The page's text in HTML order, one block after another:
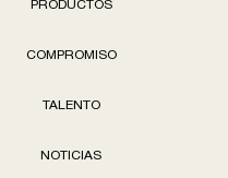
PRODUCTOS
COMPROMISO
TALENTO
NOTICIAS